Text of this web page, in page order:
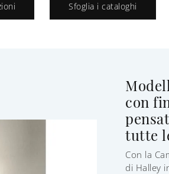
Sfoglia i cataloghi
con
tutte
Con la
di Halley